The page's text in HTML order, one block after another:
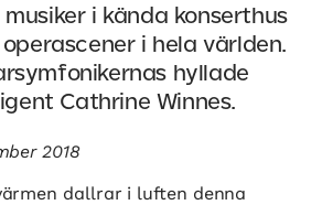
i kända konserthus
i hela världen.
hyllade
Cathrine Winnes.
2018
dallrar i luften denna